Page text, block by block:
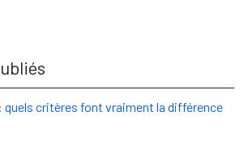
quels critères font vraiment la différence